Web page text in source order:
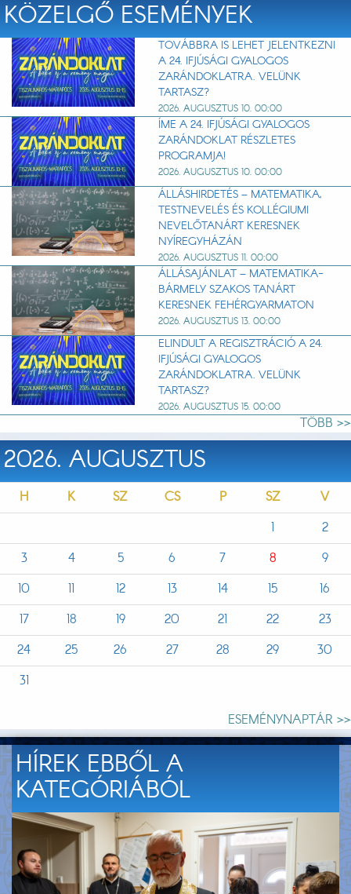
KÖZELGŐ ESEMÉNYEK
TOVÁBBRA IS LEHET JELENTKEZNI
A 24. IFJÚSÁGI GYALOGOS
ZARÁNDOKLATRA. VELÜNK
TARTASZ?
2026. AUGUSZTUS 10. 00:00
ÍME A 24. IFJÚSÁGI GYALOGOS
ZARÁNDOKLAT RÉSZLETES
PROGRAMJA!
2026. AUGUSZTUS 10. 00:00
ÁLLÁSHIRDETÉS – MATEMATIKA,
TESTNEVELÉS ÉS KOLLÉGIUMI
NEVELŐTANÁRT KERESNEK
NYÍREGYHÁZÁN
2026. AUGUSZTUS 11. 00:00
ÁLLÁSAJÁNLAT – MATEMATIKA-
BÁRMELY SZAKOS TANÁRT
KERESNEK FEHÉRGYARMATON
2026. AUGUSZTUS 13. 00:00
ELINDULT A REGISZTRÁCIÓ A 24.
IFJÚSÁGI GYALOGOS
ZARÁNDOKLATRA. VELÜNK
TARTASZ?
2026. AUGUSZTUS 15. 00:00
TÖBB >>
2026. AUGUSZTUS
H K SZ CS P SZ
V
1
2
3
4 5 6 7 8
9
10
11 12 13 14 15
16
17
18 19 20 21 22
23
24
25 26 27 28 29
30
31
ESEMÉNYNAPTÁR >>
HÍREK EBBŐL A
KATEGÓRIÁBÓL